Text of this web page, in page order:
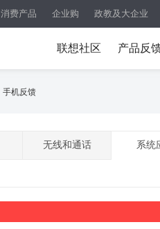
消费产品 企业购 政教及大企业
联想社区 产品反
手机反馈
无线和通话 系统